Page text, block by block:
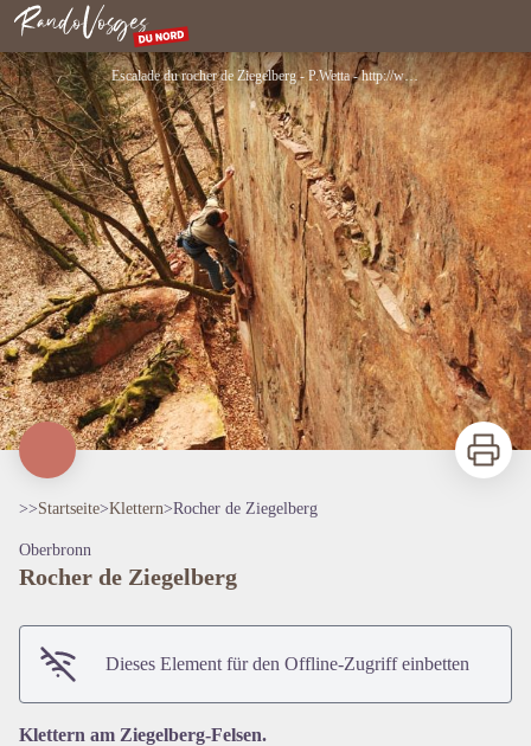
Nordvogesen
Rocher de Ziegelberg
Escalade du rocher de Ziegelberg - P.Wetta - http://www.escalade-alsace.com
View picture in full screen
Zu
>>Startseite>Klettern>Rocher de Ziegelberg
Oberbronn
Rocher de Ziegelberg
Dieses Element für den Offline-Zugriff einbetten
Klettern am Ziegelberg-Felsen.